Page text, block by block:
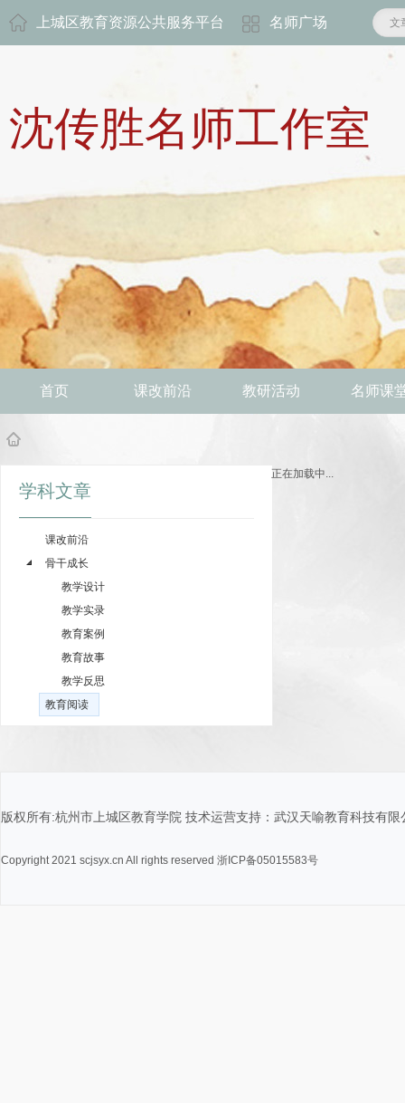
上城区教育资源公共服务平台 名师广场 文
沈传胜名师工作室
首页 课改前沿 教研活动 名师课
学科文章
课改前沿
骨干成长
教学设计
教学实录
教育案例
教育故事
教学反思
教育阅读
正在加载中...
版权所有:杭州市上城区教育学院 技术运营支持：武汉天喻教育科技有限
Copyright 2021 scjsyx.cn All rights reserved 浙ICP备05015583号